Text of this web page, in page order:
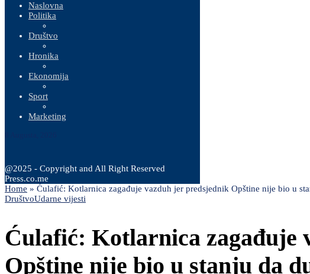
Naslovna
Politika
Društvo
Hronika
Ekonomija
Sport
Marketing
@2025 - Copyright and All Right Reserved
Press.co.me
Home » Ćulafić: Kotlarnica zagađuje vazduh jer predsjednik Opštine nije bio u
DruštvoUdarne vijesti
Ćulafić: Kotlarnica zagađuje
Opštine nije bio u stanju da